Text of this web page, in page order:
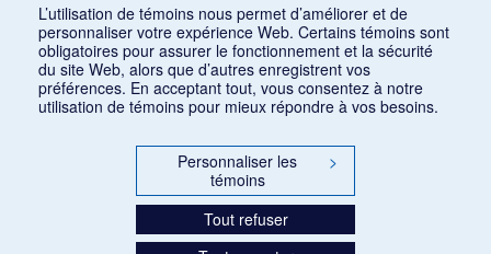
L’utilisation de témoins nous permet d’améliorer et de
personnaliser votre expérience Web. Certains témoins sont
obligatoires pour assurer le fonctionnement et la sécurité
du site Web, alors que d’autres enregistrent vos
préférences. En acceptant tout, vous consentez à notre
utilisation de témoins pour mieux répondre à vos besoins.
Personnaliser les
témoins
>
Tout refuser